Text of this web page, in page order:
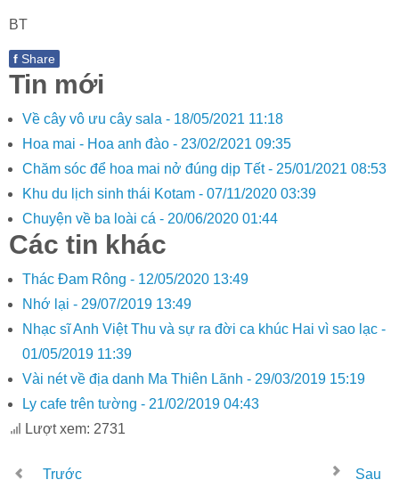
BT
f Share
Tin mới
Về cây vô ưu cây sala - 18/05/2021 11:18
Hoa mai - Hoa anh đào - 23/02/2021 09:35
Chăm sóc để hoa mai nở đúng dịp Tết - 25/01/2021 08:53
Khu du lịch sinh thái Kotam - 07/11/2020 03:39
Chuyện về ba loài cá - 20/06/2020 01:44
Các tin khác
Thác Đam Rông - 12/05/2020 13:49
Nhớ lại - 29/07/2019 13:49
Nhạc sĩ Anh Việt Thu và sự ra đời ca khúc Hai vì sao lạc -
01/05/2019 11:39
Vài nét về địa danh Ma Thiên Lãnh - 29/03/2019 15:19
Ly cafe trên tường - 21/02/2019 04:43
Lượt xem: 2731
Trước Sau